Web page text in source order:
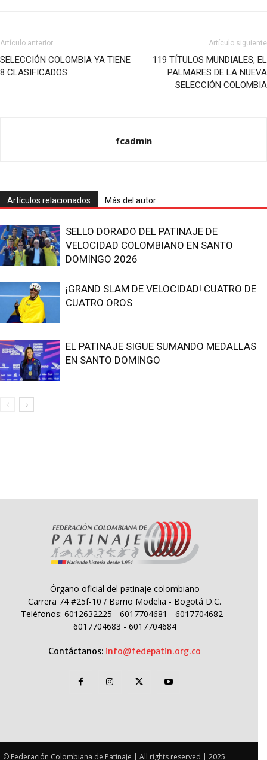
Artículo anterior
SELECCIÓN COLOMBIA YA TIENE
8 CLASIFICADOS
Artículo siguiente
119 TÍTULOS MUNDIALES, EL
PALMARES DE LA NUEVA
SELECCIÓN COLOMBIA
fcadmin
Artículos relacionados Más del autor
SELLO DORADO DEL PATINAJE DE
VELOCIDAD COLOMBIANO EN SANTO
DOMINGO 2026
¡GRAND SLAM DE VELOCIDAD! CUATRO DE
CUATRO OROS
EL PATINAJE SIGUE SUMANDO MEDALLAS
EN SANTO DOMINGO
Órgano oficial del patinaje colombiano
Carrera 74 #25f-10 / Barrio Modelia - Bogotá D.C.
Teléfonos: 6012632225 - 6017704681 - 6017704682 -
6017704683 - 6017704684
Contáctanos: info@fedepatin.org.co
© Federación Colombiana de Patinaje | All rights reserved | 2025